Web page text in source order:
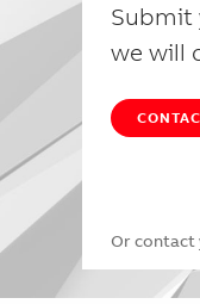
Submit
we will
Or contact